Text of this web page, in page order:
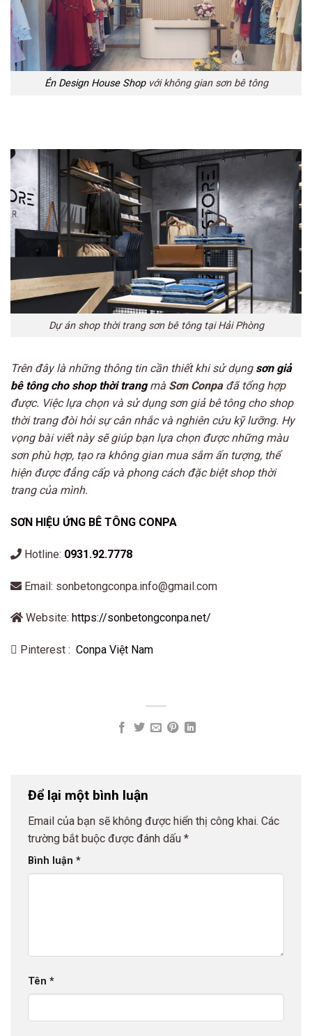
Én Design House Shopvới không gian sơn bê tông
Dự án shop thời trang sơn bê tông tại Hải Phòng
Trên đây là những thông tin cần thiết khi sử dụng sơn giả
bê tông cho shop thời trangmà Sơn Conpađã tổng hợp
được. Việc lựa chọn và sử dụng sơn giả bê tông cho shop
thời trang đòi hỏi sự cân nhắc và nghiên cứu kỹ lưỡng. Hy
vọng bài viết này sẽ giúp bạn lựa chọn được những màu
sơn phù hợp, tạo ra không gian mua sắm ấn tượng, thể
hiện được đẳng cấp và phong cách đặc biệt shop thời
trang của mình.
SƠN HIỆU ỨNG BÊ TÔNG CONPA
Hotline: 0931.92.7778
Email: sonbetongconpa.info@gmail.com
Website: https://sonbetongconpa.net/
Pinterest : Conpa Việt Nam
Để lại một bình luận
Email của bạn sẽ không được hiển thị công khai. Các
trường bắt buộc được đánh dấu *
Bình luận *
Tên *